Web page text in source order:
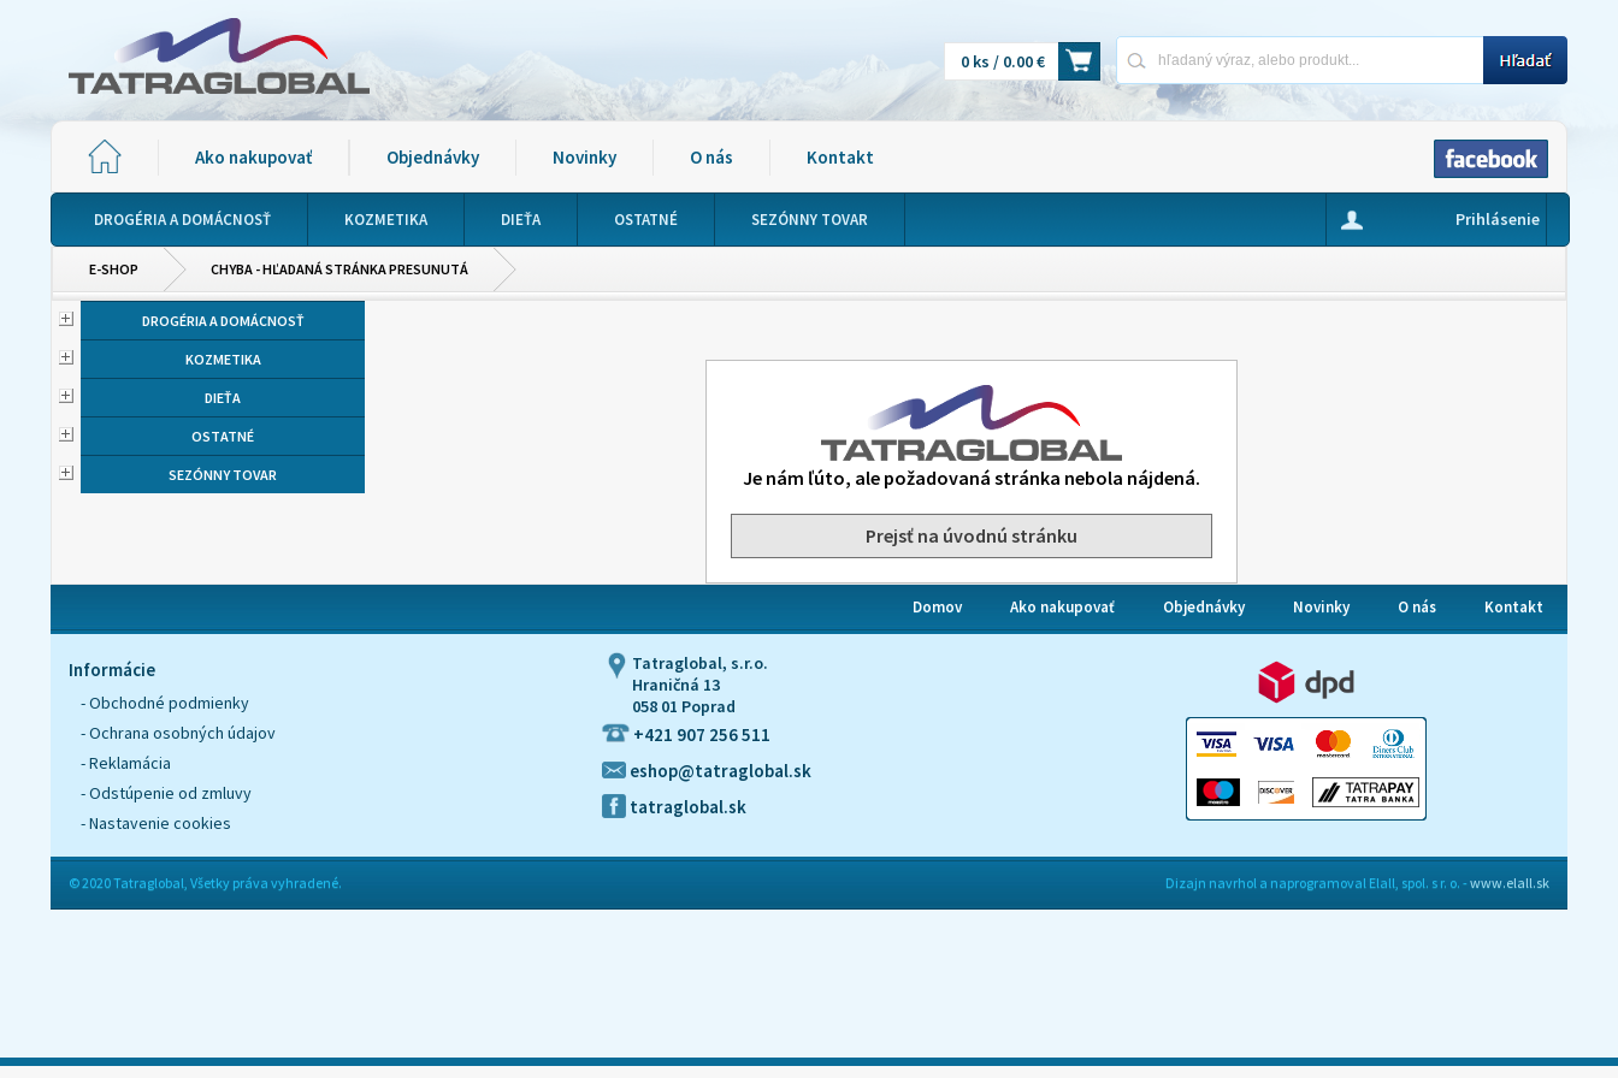
0 ks / 0.00 €
Ako nakupovať Objednávky Novinky O nás Kontakt
DROGÉRIA A DOMÁCNOSŤ KOZMETIKA DIEŤA OSTATNÉ SEZÓNNY TOVAR Prihlásenie
E-SHOP CHYBA - HĽADANÁ STRÁNKA PRESUNUTÁ
DROGÉRIA A DOMÁCNOSŤ
KOZMETIKA
DIEŤA
OSTATNÉ
SEZÓNNY TOVAR Je nám ľúto, ale požadovaná stránka nebola nájdená.
Prejsť na úvodnú stránku
Domov Ako nakupovať Objednávky Novinky O nás Kontakt
Informácie
- Obchodné podmienky
- Ochrana osobných údajov
- Reklamácia
- Odstúpenie od zmluvy
- Nastavenie cookies
Tatraglobal, s.r.o.
Hraničná 13
058 01 Poprad
+421 907 256 511
eshop@tatraglobal.sk
tatraglobal.sk
© 2020 Tatraglobal, Všetky práva vyhradené. Dizajn navrhol a naprogramoval Elall, spol. s r. o. - www.elall.sk